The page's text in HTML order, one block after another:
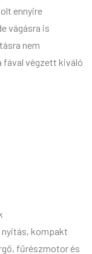
ennyire
vágásra is
nem
fával végzett kiváló
nyitás, kompakt
fűrészmotor és